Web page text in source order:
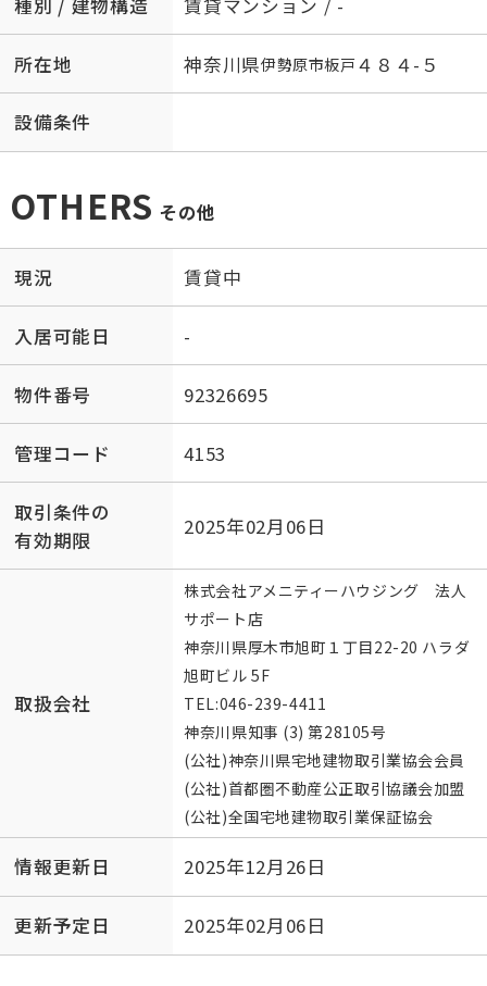
所在地 神奈川県伊勢原市板戸 ４８４-５
設備条件
OTHERS その他
現況 賃貸中
入居可能日 -
物件番号 92326695
管理コード 4153
取引条件の
有効期限
2025年02月06日
取扱会社
株式会社アメニティーハウジング 法人
サポート店
神奈川県厚木市旭町１丁目22-20 ハラダ
旭町ビル 5F
TEL:046-239-4411
神奈川県知事 (3) 第28105号
(公社)神奈川県宅地建物取引業協会会員
(公社)首都圏不動産公正取引協議会加盟
(公社)全国宅地建物取引業保証協会
情報更新日 2025年12月26日
更新予定日 2025年02月06日